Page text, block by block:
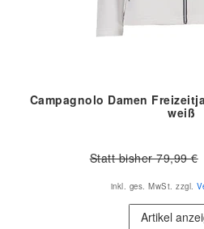
Campagnolo Damen
weiß
Statt bisher 79,99 €
inkl. ges. MwSt. zzgl.
Artikel